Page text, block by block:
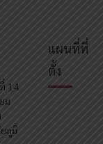
14
ม
ภูมิ
แผนที่ที่
ตั้ง